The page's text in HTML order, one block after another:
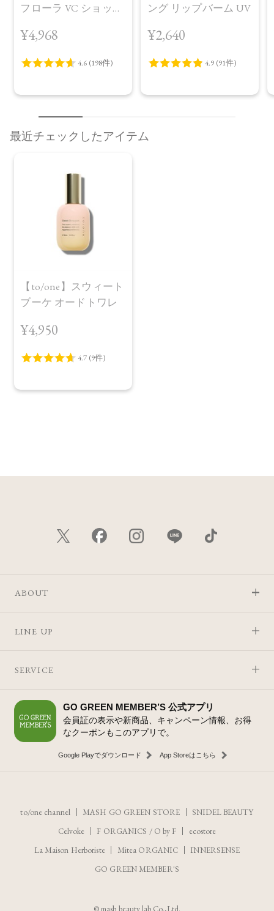
フローラ VC ショット
¥4,968
ング リップバーム UV
¥2,640
最近チェックしたアイテム
【to/one】スウィート
ブーケ オードトワレ
¥4,950
ABOUT
LINE UP
SERVICE
GO GREEN MEMBER’S 公式アプリ
会員証の表示や新商品、キャンペーン情報、お得
なクーポンもこのアプリで。
Google Playでダウンロード App Storeはこちら
to/one channel MASH GO GREEN STORE
SNIDEL BEAUTY
Celvoke
F ORGANICS / O by F
ecostore
La Maison Herboriste
Mitea ORGANIC
INNERSENSE
GO GREEN MEMBER'S
© mash beauty lab Co.,Ltd.